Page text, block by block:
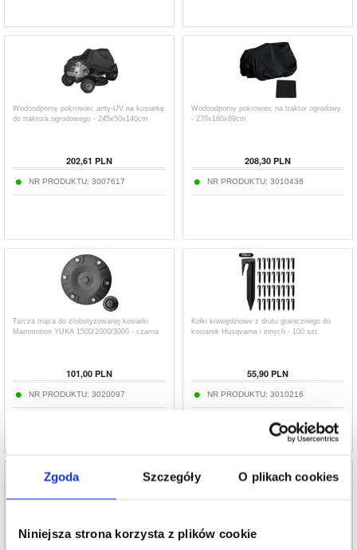
Zgoda Szczegóły O plikach cookies
Niniejsza strona korzysta z plików cookie
Wodoodporny pokrowiec anty-UV na kosiarkę
do traktora ogrodowego - 245x50x140cm
202,61 PLN
NR PRODUKTU: 3007617
Wodoodporny pokrowiec na traktor ogrodowy
- 270x180x89cm
208,30 PLN
NR PRODUKTU: 3010436
Tarcza tnąca do zrobotyzowanej kosiarki
Mammotion YUKA 1500/2000/3000 - czarna
101,00 PLN
NR PRODUKTU: 3020097
Kołki krawędziowe z drutu granicznego do
kosiarek Husqvarna i innych - 100 szt.
55,90 PLN
NR PRODUKTU: 3010216
Segway Navimow i105E/i108E/i110N RSSE-i-
Zapasowe ostrza ze stali nierdzewnej do